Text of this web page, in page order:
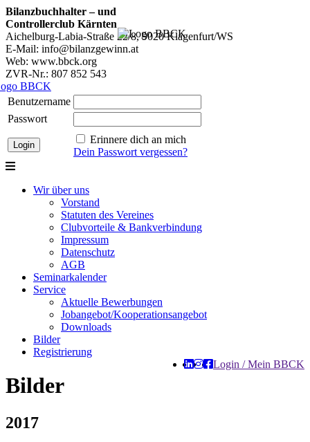
Bilanzbuchhalter – und
Controllerclub Kärnten
Aichelburg-Labia-Straße 22/8, 9020 Klagenfurt/WS
E-Mail: info@bilanzgewinn.at
Web: www.bbck.org
ZVR-Nr.: 807 852 543
Benutzername
Passwort
Erinnere dich an mich
Dein Passwort vergessen?
Wir über uns
Vorstand
Statuten des Vereines
Clubvorteile & Bankverbindung
Impressum
Datenschutz
AGB
Seminarkalender
Service
Aktuelle Bewerbungen
Jobangebot/Kooperationsangebot
Downloads
Bilder
Registrierung
Login / Mein BBCK
Bilder
2017